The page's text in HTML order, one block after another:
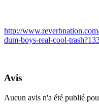
http://
dum-boys-real-cool-
Avis
Aucun avis n'a été publié